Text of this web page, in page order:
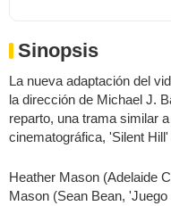
Sinopsis
La nueva adaptación del
la dirección de Michael J.
reparto, una trama similar
cinematográfica, 'Silent Hill'
Heather Mason (Adelaide
Mason (Sean Bean,